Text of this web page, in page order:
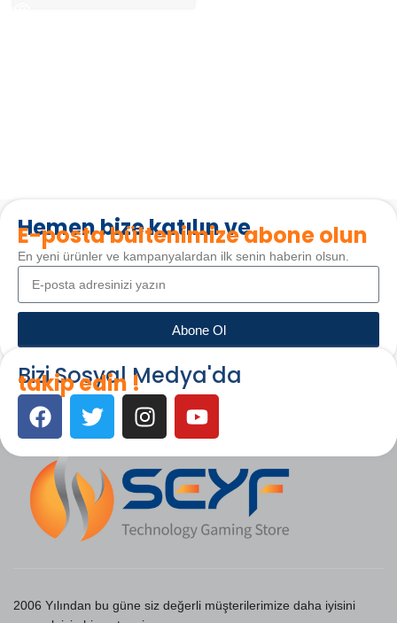
Hemen bize katılın ve
E-posta bültenimize abone olun
En yeni ürünler ve kampanyalardan ilk senin haberin olsun.
Abone Ol
Bizi Sosyal Medya'da
takip edin !
2006 Yılından bu güne siz değerli müşterilerimize daha iyisini